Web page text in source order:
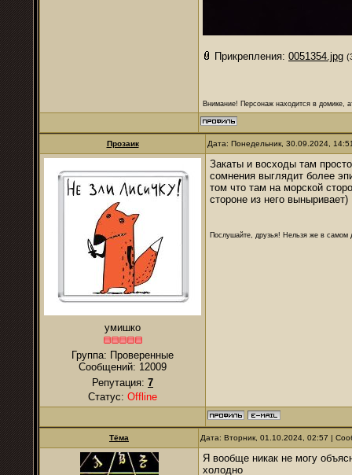
Прикрепления: 0051354.jpg
Внимание! Персонаж находится в домике,
Прозаик Дата: Понедельник, 30.09.2024,
умишко
Группа: Проверенные
Сообщений: 12009
Репутация: 7
Статус: Offline
Закаты и восходы там
сомнения выглядит более
том что там на морской
стороне из него выныривает)
Послушайте, друзья! Нельзя же в самом
Тёма Дата: Вторник, 01.10.2024, 02:57 |
Я вообще никак не могу
холодно